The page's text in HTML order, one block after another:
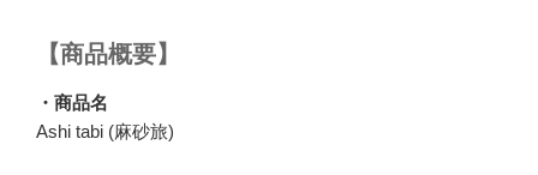
【商品概要】
・商品名
Ashi tabi (麻砂旅)